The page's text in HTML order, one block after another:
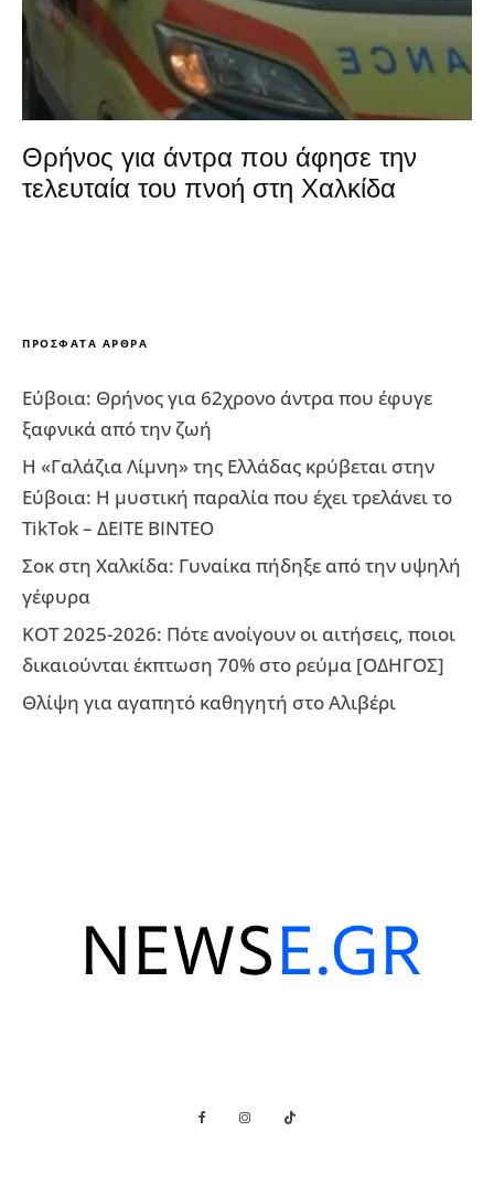
Θρήνος για άντρα που άφησε την
τελευταία του πνοή στη Χαλκίδα
ΠΡΌΣΦΑΤΑ ΆΡΘΡΑ
Εύβοια: Θρήνος για 62χρονο άντρα που έφυγε
ξαφνικά από την ζωή
Η «Γαλάζια Λίμνη» της Ελλάδας κρύβεται στην
Εύβοια: Η μυστική παραλία που έχει τρελάνει το
TikTok – ΔΕΙΤΕ ΒΙΝΤΕΟ
Σοκ στη Χαλκίδα: Γυναίκα πήδηξε από την υψηλή
γέφυρα
ΚΟΤ 2025-2026: Πότε ανοίγουν οι αιτήσεις, ποιοι
δικαιούνται έκπτωση 70% στο ρεύμα [ΟΔΗΓΟΣ]
Θλίψη για αγαπητό καθηγητή στο Αλιβέρι